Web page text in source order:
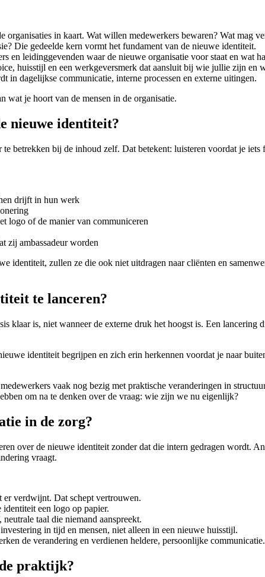
organisaties in kaart. Wat willen medewerkers bewaren? Wat mag
Die gedeelde kern vormt het fundament van de nieuwe identiteit.
en leidinggevenden waar de nieuwe organisatie voor staat en wat
huisstijl en een werkgeversmerk dat aansluit bij wie jullie zijn en
in dagelijkse communicatie, interne processen en externe uitingen.
wat je hoort van de mensen in de organisatie.
nieuwe identiteit?
betrekken bij de inhoud zelf. Dat betekent: luisteren voordat je
drijft in hun werk
logo of de manier van communiceren
zij ambassadeur worden
identiteit, zullen ze die ook niet uitdragen naar cliënten en
te lanceren?
klaar is, niet wanneer de externe druk het hoogst is. Een lancering
identiteit begrijpen en zich erin herkennen voordat je naar
vaak nog bezig met praktische veranderingen in
om na te denken over de vraag: wie zijn we nu eigenlijk?
in de zorg?
over de nieuwe identiteit zonder dat die intern gedragen wordt.
vraagt.
er verdwijnt. Dat schept vertrouwen.
een logo op papier.
taal die niemand aanspreekt.
in tijd en mensen, niet alleen in een nieuwe huisstijl.
de verandering en verdienen heldere, persoonlijke communicatie.
praktijk?